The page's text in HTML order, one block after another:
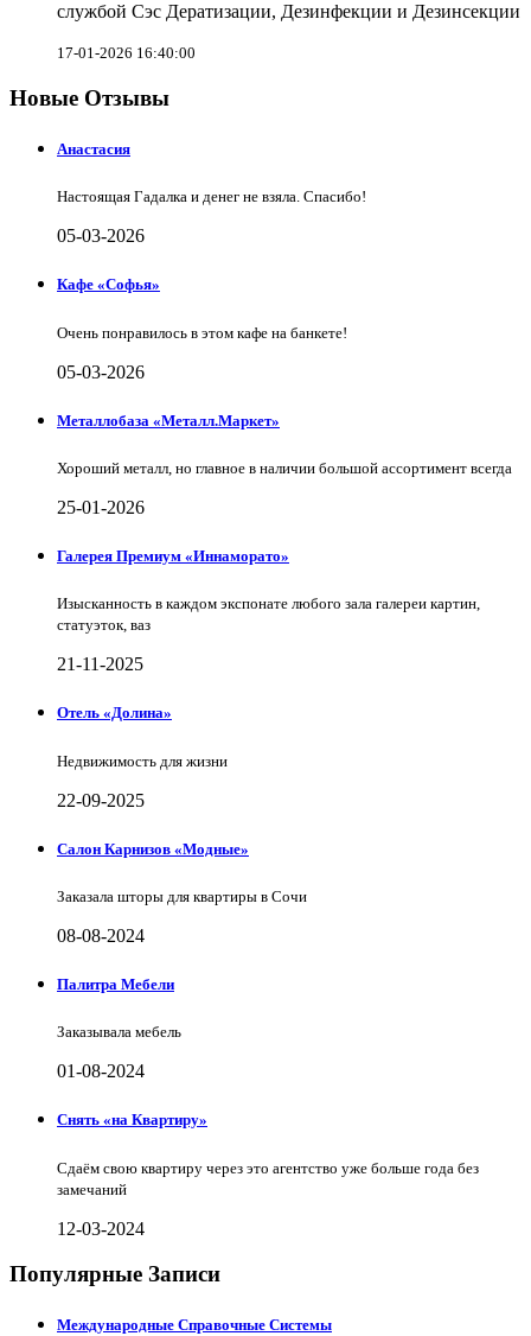
службой Сэс Дератизации, Дезинфекции и Дезинсекции
17-01-2026 16:40:00
Новые Отзывы
Анастасия
Настоящая Гадалка и денег не взяла. Спасибо!
05-03-2026
Кафе «Софья»
Очень понравилось в этом кафе на банкете!
05-03-2026
Металлобаза «Металл.Маркет»
Хороший металл, но главное в наличии большой ассортимент всегда
25-01-2026
Галерея Премиум «Иннаморато»
Изысканность в каждом экспонате любого зала галереи картин,
статуэток, ваз
21-11-2025
Отель «Долина»
Недвижимость для жизни
22-09-2025
Салон Карнизов «Модные»
Заказала шторы для квартиры в Сочи
08-08-2024
Палитра Мебели
Заказывала мебель
01-08-2024
Снять «на Квартиру»
Сдаём свою квартиру через это агентство уже больше года без
замечаний
12-03-2024
Популярные Записи
Международные Справочные Системы